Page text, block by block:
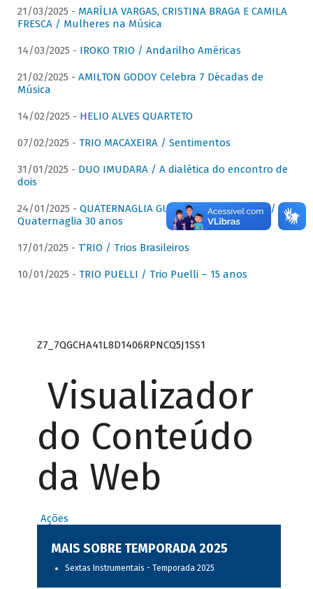
21/03/2025 - MARÍLIA VARGAS, CRISTINA BRAGA E CAMILA
FRESCA / Mulheres na Música
14/03/2025 - IROKO TRIO / Andarilho Américas
21/02/2025 - AMILTON GODOY Celebra 7 Décadas de
Música
14/02/2025 - HELIO ALVES QUARTETO
07/02/2025 - TRIO MACAXEIRA / Sentimentos
31/01/2025 - DUO IMUDARA / A dialética do encontro de
dois
24/01/2025 - QUATERNAGLIA GUITAR QUARTET (QGQ) /
Quaternaglia 30 anos
17/01/2025 - T’RIO / Trios Brasileiros
10/01/2025 - TRIO PUELLI / Trio Puelli – 15 anos
Z7_7QGCHA41L8D1406RPNCQ5J1SS1
Visualizador
do Conteúdo
da Web
Ações
MAIS SOBRE TEMPORADA 2025
Sextas Instrumentais - Temporada 2025